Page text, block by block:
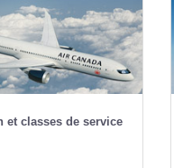
et classes de service